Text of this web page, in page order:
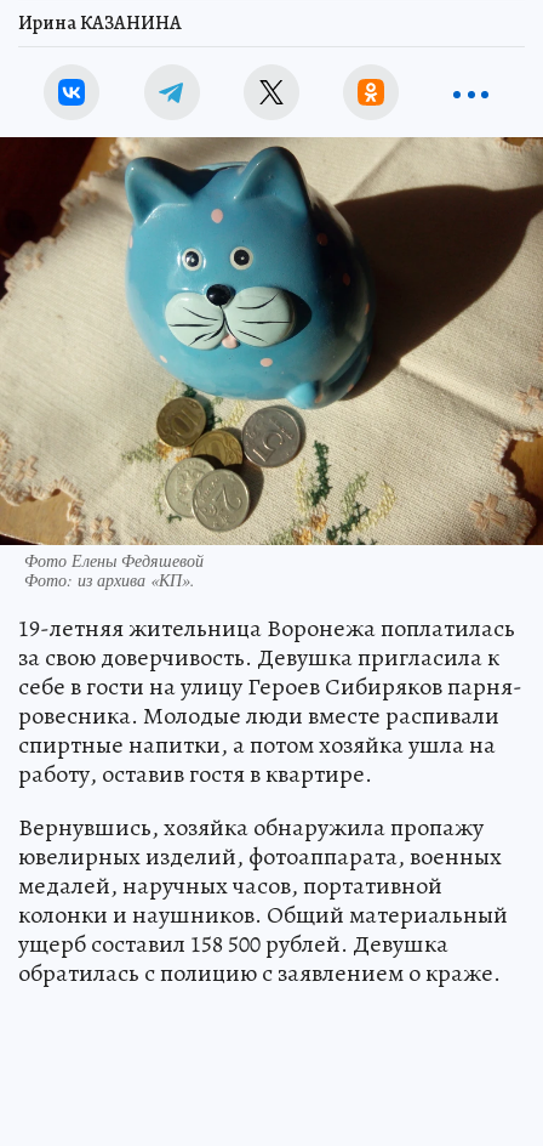
Ирина КАЗАНИНА
Фото Елены Федяшевой
Фото: из архива «КП».
19-летняя жительница Воронежа поплатилась
за свою доверчивость. Девушка пригласила к
себе в гости на улицу Героев Сибиряков парня-
ровесника. Молодые люди вместе распивали
спиртные напитки, а потом хозяйка ушла на
работу, оставив гостя в квартире.
Вернувшись, хозяйка обнаружила пропажу
ювелирных изделий, фотоаппарата, военных
медалей, наручных часов, портативной
колонки и наушников. Общий материальный
ущерб составил 158 500 рублей. Девушка
обратилась с полицию с заявлением о краже.